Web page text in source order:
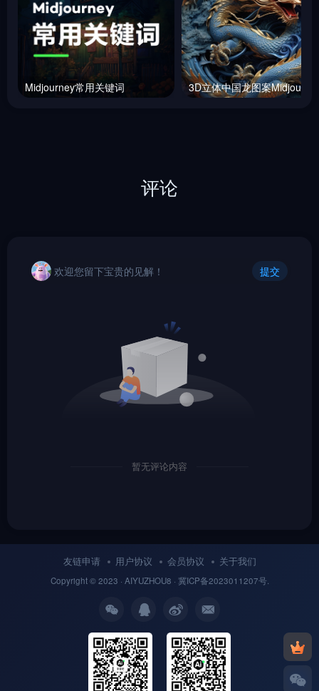
Midjourney常用关键词
评论
欢迎您留下宝贵的见解！ 提交
暂无评论内容
友链申请 用户协议 会员协议 关于我们
Copyright © 2023 · AIYUZHOU8 · 冀ICP备2023011207号.